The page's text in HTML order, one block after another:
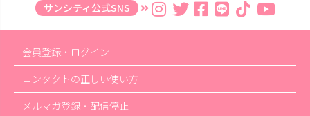
サンシティ公式SNS
会員登録・ログイン
コンタクトの正しい使い方
メルマガ登録・配信停止